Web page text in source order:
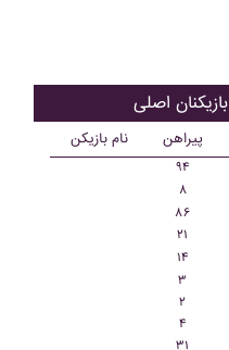
نام بازیکن پیراهن
۹۴
۸
۸۶
۲۱
۱۴
۳
۲
۴
۳۱